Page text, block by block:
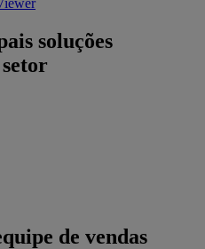
soluções
de vendas